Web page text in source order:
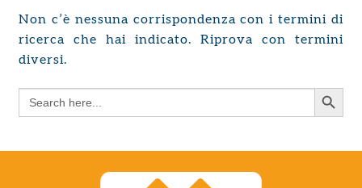
PRODOTTI
Espandi
il
child
PROGETTAZIONE EUROPEA
menu
child
Search
Non c’è nessuna corrispondenza con i termini di
ricerca che hai indicato. Riprova con termini
diversi.
Search
for:
Search Button